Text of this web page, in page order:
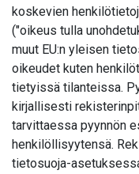
koskevien
("oikeus tulla
muut EU:n yleisen
oikeudet kuten
tietyissä tilanteissa.
kirjallisesti
tarvittaessa pyynnön
henkilöllisyytensä.
tietosuoja-